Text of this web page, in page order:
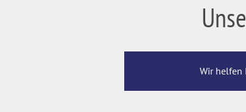
Wir helfen